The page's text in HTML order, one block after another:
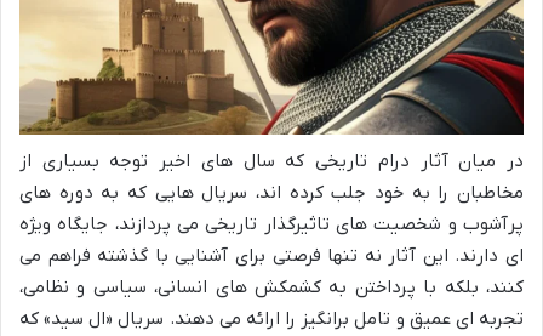
در میان آثار درام تاریخی که سال های اخیر توجه بسیاری از
مخاطبان را به خود جلب کرده اند، سریال هایی که به دوره های
پرآشوب و شخصیت های تاثیرگذار تاریخی می پردازند، جایگاه ویژه
ای دارند. این آثار نه تنها فرصتی برای آشنایی با گذشته فراهم می
کنند، بلکه با پرداختن به کشمکش های انسانی، سیاسی و نظامی،
تجربه ای عمیق و تامل برانگیز را ارائه می دهند. سریال «ال سید» که